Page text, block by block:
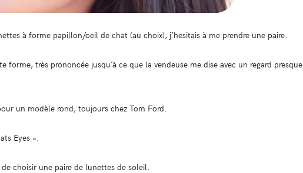
à forme papillon/oeil de chat (au choix), j’hesitais à me prendre une paire.
très prononcée jusqu’à ce que la vendeuse me dise avec un regard presque
un modèle rond, toujours chez Tom Ford.
Eyes ».
choisir une paire de lunettes de soleil.